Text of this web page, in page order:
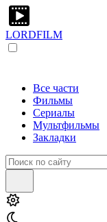
LORDFILM
Все части
Фильмы
Сериалы
Мультфильмы
Закладки